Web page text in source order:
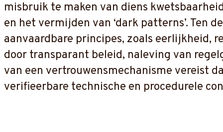
misbruik te maken van diens
en het vermijden van ‘dark patterns’.
aanvaardbare principes, zoals eerlijkheid,
door transparant beleid, naleving van
van een vertrouwensmechanisme vereist
verifieerbare technische en procedurele